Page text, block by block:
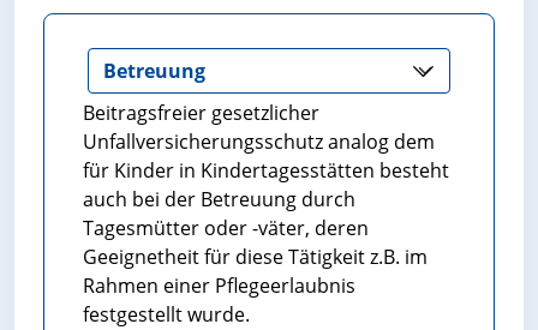
Beitragsfreier gesetzlicher
Unfallversicherungsschutz analog dem
für Kinder in Kindertagesstätten besteht
auch bei der Betreuung durch
Tagesmütter oder -väter, deren
Geeignetheit für diese Tätigkeit z.B. im
Rahmen einer Pflegeerlaubnis
festgestellt wurde.